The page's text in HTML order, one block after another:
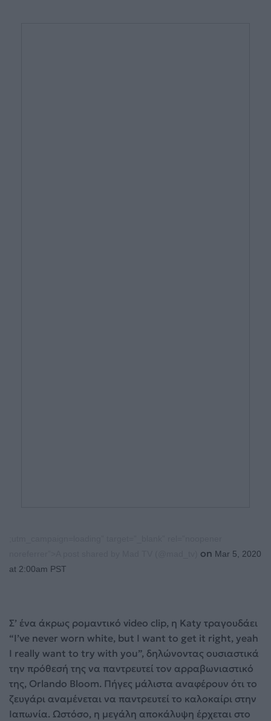
on Mar 5, 2020
at 2:00am PST
Σ’ ένα άκρως ρομαντικό video clip, η Katy τραγουδάει
“I’ve never worn white, but I want to get it right, yeah
I really want to try with you”, δηλώνοντας ουσιαστικά
την πρόθεσή της να παντρευτεί τον αρραβωνιαστικό
της, Orlando Bloom. Πήγες μάλιστα αναφέρουν ότι το
ζευγάρι αναμένεται να παντρευτεί το καλοκαίρι στην
Ιαπωνία. Ωστόσο, η μεγάλη αποκάλυψη έρχεται στο